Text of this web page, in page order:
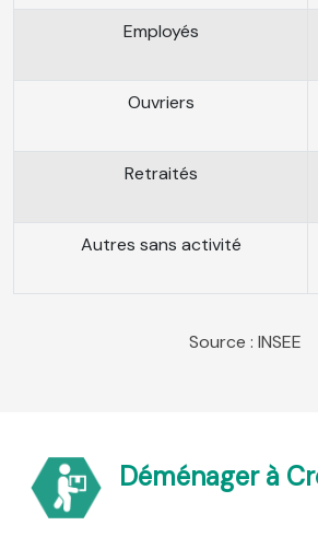
Employés
Ouvriers
Retraités
Autres sans activité
Source : INSEE
Déménager à